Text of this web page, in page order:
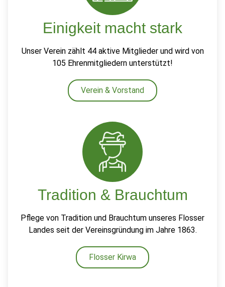
Einigkeit macht stark
Unser Verein zählt 44 aktive Mitglieder und wird von
105 Ehrenmitgliedern unterstützt!
Verein & Vorstand
Tradition & Brauchtum
Pflege von Tradition und Brauchtum unseres Flosser
Landes seit der Vereinsgründung im Jahre 1863.
Flosser Kirwa